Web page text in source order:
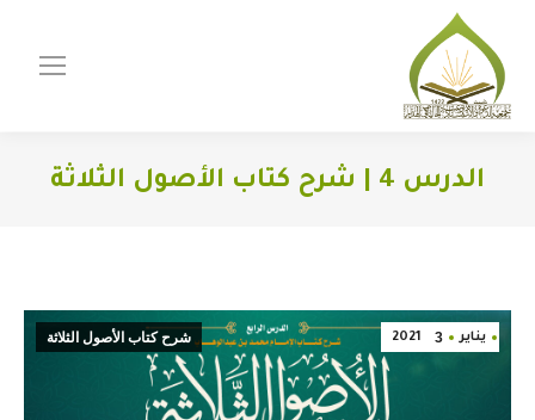
الدرس 4 | شرح كتاب الأصول الثلاثة
يناير 3
2021 شرح كتاب الأصول الثلاثة